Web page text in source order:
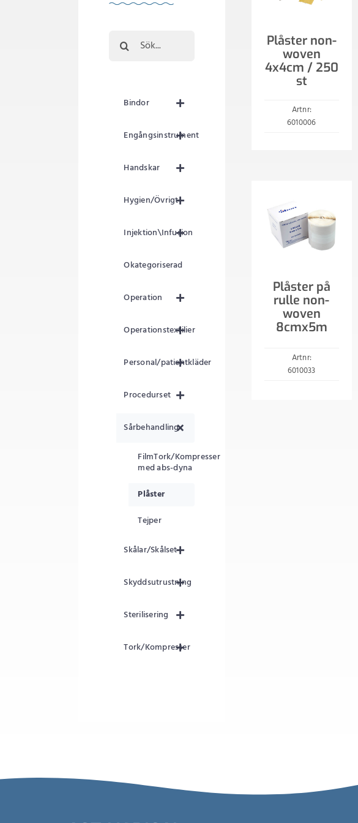
efter:
Bindor
Engångsinstrument
Handskar
Hygien/Övrigt
Injektion\Infusion
Okategoriserad
Operation
Operationstextilier
Personal/patientkläder
Procedurset
Sårbehandling
FilmTork/Kompresser
med abs-dyna
Plåster
Tejper
Skålar/Skålset
Skyddsutrustning
Sterilisering
Tork/Kompresser
Plåster non-
woven
4x4cm / 250
st
Artnr:
6010006
Plåster på
rulle non-
woven
8cmx5m
Artnr:
6010033